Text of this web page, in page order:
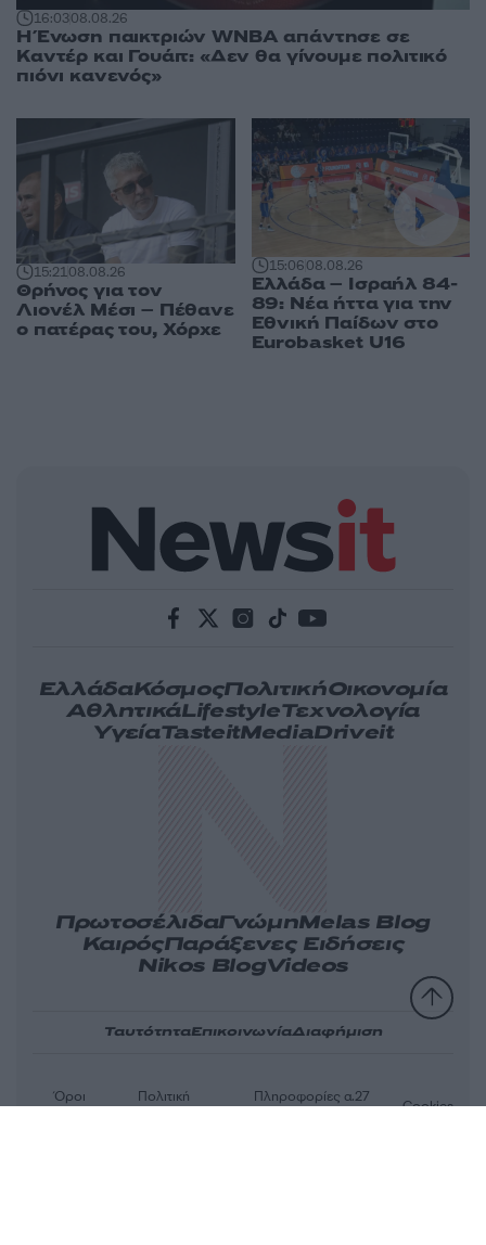
16:0308.08.26
Η Ένωση παικτριών WNBA απάντησε σε
Καντέρ και Γουάιτ: «Δεν θα γίνουμε πολιτικό
πιόνι κανενός»
15:2108.08.26
Θρήνος για τον
Λιονέλ Μέσι – Πέθανε
ο πατέρας του, Χόρχε
15:0608.08.26
Ελλάδα – Ισραήλ 84-
89: Νέα ήττα για την
Εθνική Παίδων στο
Eurobasket U16
ΕλλάδαΚόσμοςΠολιτικήΟικονομία
ΑθλητικάLifestyleΤεχνολογία
ΥγείαTasteitMediaDriveit
ΠρωτοσέλιδαΓνώμηMelas Blog
ΚαιρόςΠαράξενες Ειδήσεις
Nikos BlogVideos
ΤαυτότηταΕπικοινωνίαΔιαφήμιση
Όροι
Πολιτική
Πληροφορίες α.27
Cookies